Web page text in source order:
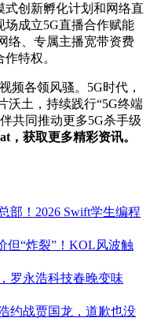
创新孵化计划和网络直
成立5G直播合作赋能
络、专属主播宽带资费
特权。
各领风骚。5G时代，
沃土，持续践行“5G终端
共同推动更多5G杀手级
，获取更多精彩资讯。
部！2026 Swift学生编程
但“炸裂”！KOL风波触
罗永浩科技春晚变味
约战贾国龙，道歉也没